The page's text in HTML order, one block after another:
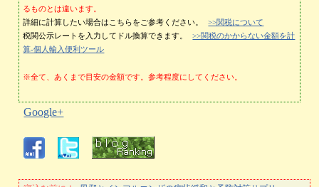
るものとは違います。
詳細に計算したい場合はこちらをご参考ください。
>>関税について
税関公示レートを入力してドル換算できます。
>>関税のかからない金額を計
算-個人輸入便利ツール
※全て、あくまで目安の金額です。参考程度にしてください。
Google+